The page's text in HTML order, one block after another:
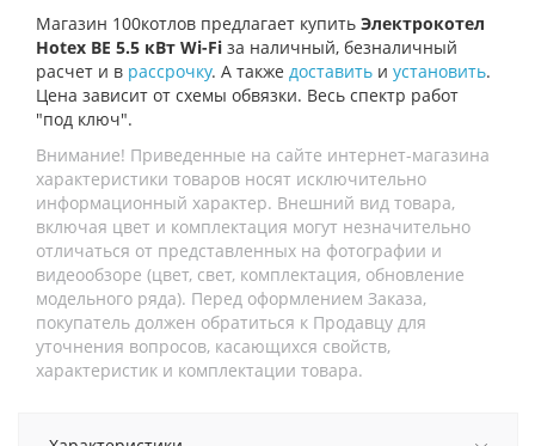
Магазин 100котлов предлагает купить Электрокотел
Hotex BE 5.5 кВт Wi-Fi за наличный, безналичный
расчет и в рассрочку. А также доставить и установить.
Цена зависит от схемы обвязки. Весь спектр работ
"под ключ".
Внимание! Приведенные на сайте интернет-магазина
характеристики товаров носят исключительно
информационный характер. Внешний вид товара,
включая цвет и комплектация могут незначительно
отличаться от представленных на фотографии и
видеообзоре (цвет, свет, комплектация, обновление
модельного ряда). Перед оформлением Заказа,
покупатель должен обратиться к Продавцу для
уточнения вопросов, касающихся свойств,
характеристик и комплектации товара.